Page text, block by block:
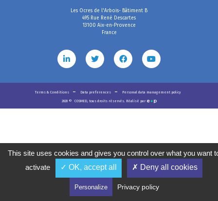
Les Ocres de l'Arbois- Bâtiment B
495 Rue René Descartes
13100 Aix-en-Provence
France
Terms & Conditions Data preferences
Personal data management policy
2020 © COSMED, tous droits réservés. Réalisé par
This site uses cookies and gives you control over what you want
activate
✓ OK, accept all ✗ Deny all cookies
Personalize Privacy policy